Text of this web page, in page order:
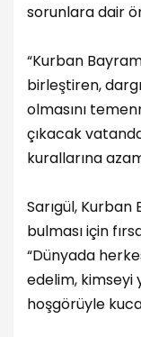
sorunlara dair
“Kurban
birleştiren,
olmasını
çıkacak
kurallarına
Sarıgül, Kurban
bulması için
“Dünyada
edelim, kimseyi
hoşgörüyle